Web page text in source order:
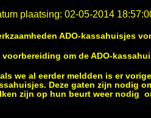
plaatsing: 02-05-2014
ADO-kassahuisjes
voorbereiding om de ADO-
we al eerder meldden is er
Deze gaten zijn nodig
zijn op hun beurt weer nodig